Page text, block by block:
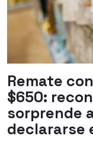
Remate
$650:
sorprende
declararse